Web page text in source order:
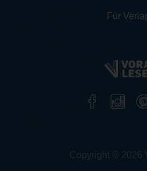
Für
Copyright © 2026